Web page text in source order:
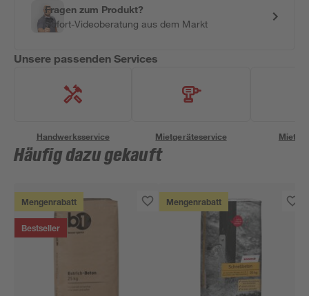
Fragen zum Produkt?
Sofort-Videoberatung aus dem Markt
Unsere passenden Services
Handwerksservice Mietgeräteservice
Häufig dazu gekauft
Mengenrabatt
Bestseller
Mengenrabatt